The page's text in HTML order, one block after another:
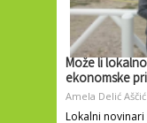
Može li
ekonomske
Amela Delić Aščić
Lokalni